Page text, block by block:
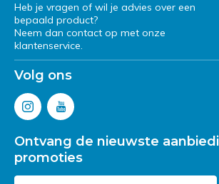
Heb je vragen of wil je advies over een
bepaald product?
Neem dan contact op met onze
klantenservice.
Volg ons
Ontvang de nieuwste
promoties